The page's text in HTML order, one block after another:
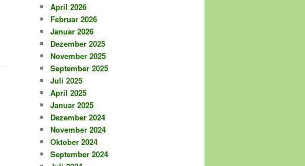
April 2026
Februar 2026
Januar 2026
Dezember 2025
November 2025
September 2025
Juli 2025
April 2025
Januar 2025
Dezember 2024
November 2024
Oktober 2024
September 2024